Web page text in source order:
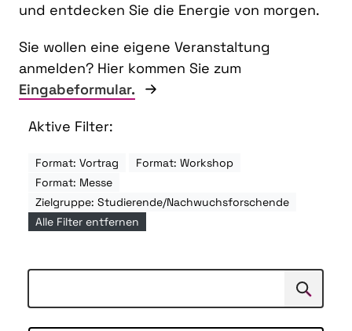
und entdecken Sie die Energie von morgen.
Sie wollen eine eigene Veranstaltung
anmelden? Hier kommen Sie zum
Eingabeformular.
Aktive Filter:
Format: Vortrag
Format: Workshop
Format: Messe
Zielgruppe: Studierende/Nachwuchsforschende
Alle Filter entfernen
Suchen